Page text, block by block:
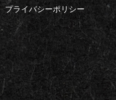
プライバシーポリシー